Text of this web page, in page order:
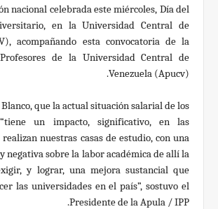
nacional celebrada este miércoles, Día del
en la Universidad Central de
acompañando esta convocatoria de la
de la Universidad Central de
Venezuela (Apucv).
que la actual situación salarial de los
un impacto, significativo, en las
nuestras casas de estudio, con una
negativa sobre la labor académica de allí la
y lograr, una mejora sustancial que
las universidades en el país”, sostuvo el
Presidente de la Apula / IPP.